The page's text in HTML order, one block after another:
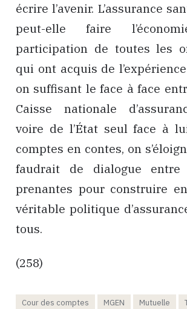
écrire l’avenir. L’assurance
peut-elle faire
participation de toutes les
qui ont acquis de
on suffisant le face à face
Caisse nationale
voire de l’État seul face à
comptes en contes, on
faudrait de dialogue
prenantes pour construire
véritable politique
tous.
(258)
Cour des comptes MGEN Mutuelle